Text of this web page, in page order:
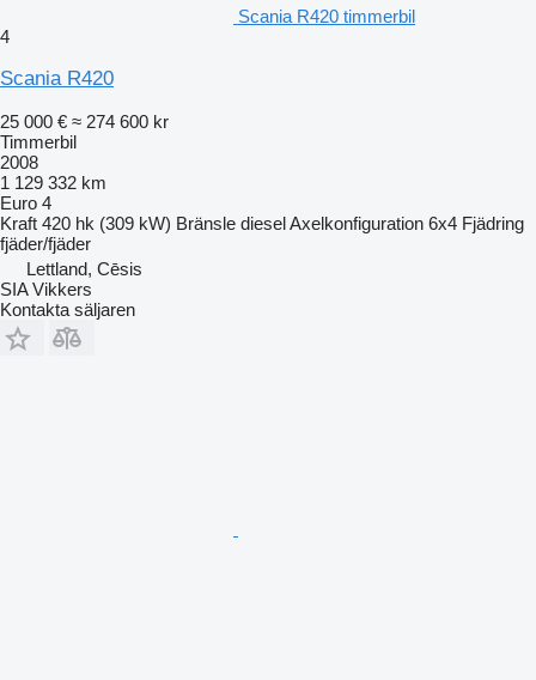
Scania R420 timmerbil
4
Scania R420
25 000 € ≈ 274 600 kr
Timmerbil
2008
1 129 332 km
Euro 4
Kraft 420 hk (309 kW) Bränsle dieselAxelkonfiguration 6x4 Fjädring
fjäder/fjäder
Lettland, Cēsis
SIA Vikkers
Kontakta säljaren